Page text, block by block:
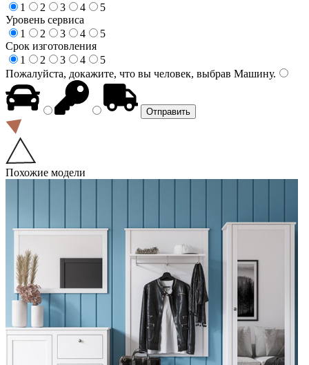
1
2 3 4
5
Уровень сервиса
1
2 3 4
5
Срок изготовления
1
2 3 4
5
Пожалуйста, докажите, что вы человек, выбрав Машину.
Похожие модели